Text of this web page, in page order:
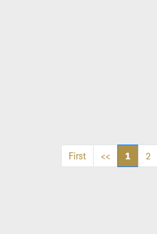
First << 1 2